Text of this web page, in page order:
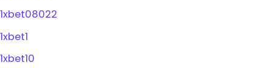
1xbet08022
1xbet1
1xbet10